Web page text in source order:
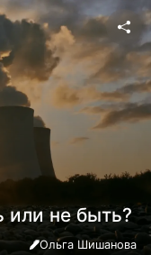
не быть?
Ольга Шишанова